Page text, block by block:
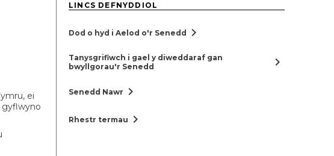
ei
gyflwyno
LINCS DEFNYDDIOL
Dod o hyd i Aelod o'r Senedd chevron_right
Tanysgrifiwch i gael y diweddaraf gan
bwyllgorau'r Senedd
chevron_right
Senedd Nawr chevron_right
Rhestr termau chevron_right